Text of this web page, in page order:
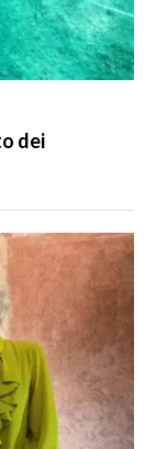
dei